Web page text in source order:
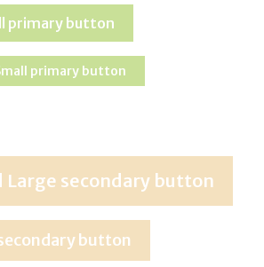
primary button
primary button
Large secondary button
button